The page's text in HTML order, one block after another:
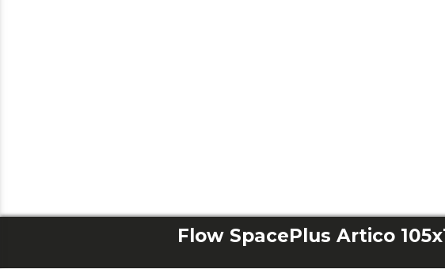
Flow SpacePlus Artico